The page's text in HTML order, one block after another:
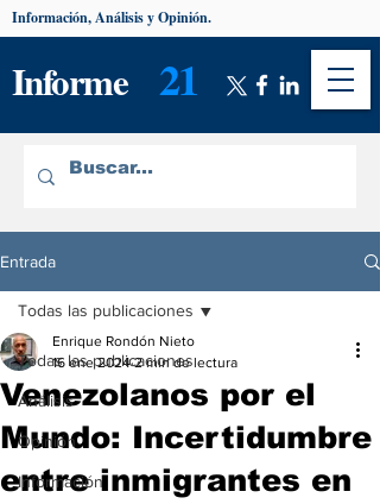
Informe 21
Información, Análisis y Opinión.
Entrada
Todas las publicaciones
Análisis
Opinión
Información
Todas las publicaciones
Venezolanos por el
Mundo: Incertidumbre
entre inmigrantes en
Enrique Rondón Nieto
16 ene 2024 2 min de lectura